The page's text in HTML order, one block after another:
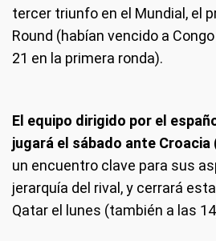
tercer triunfo en el Mundial, el
Round (habían vencido a
21 en la primera ronda).
El equipo dirigido por el
jugará el sábado ante Croacia
un encuentro clave para sus
jerarquía del rival, y cerrará
Qatar el lunes (también a las